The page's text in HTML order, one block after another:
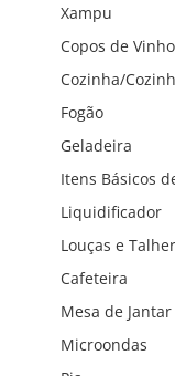
Xampu
Copos de Vinho
Cozinha/
Fogão
Geladeira
Itens Básicos
Liquidificador
Louças e
Cafeteira
Mesa de Jantar
Microondas